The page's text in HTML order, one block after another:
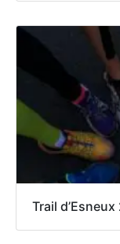
Trail